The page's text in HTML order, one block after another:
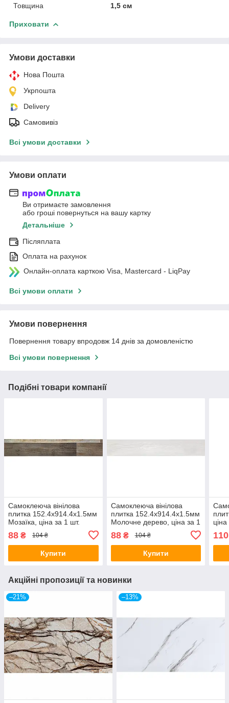
Товщина 1,5 см
Приховати
Умови доставки
Нова Пошта
Укрпошта
Delivery
Самовивіз
Всі умови доставки
Умови оплати
Ви отримаєте замовлення
або гроші повернуться на вашу картку
Детальніше
Післяплата
Оплата на рахунок
Онлайн-оплата карткою Visa, Mastercard - LiqPay
Всі умови оплати
Умови повернення
Повернення товару впродовж 14 днів за домовленістю
Всі умови повернення
Подібні товари компанії
Самоклеюча вінілова
плитка 152.4х914.4х1.5мм
Мозаїка, ціна за 1 шт.
00000223
88 ₴ 104 ₴
Купити
Самоклеюча вінілова
плитка 152.4х914.4х1.5мм
Молочне дерево, ціна за 1
шт. (СВП-009) Матова SW-
00000287
88₴ 104 ₴
Купити
110
Акційні пропозиції та новинки
–21% –13%